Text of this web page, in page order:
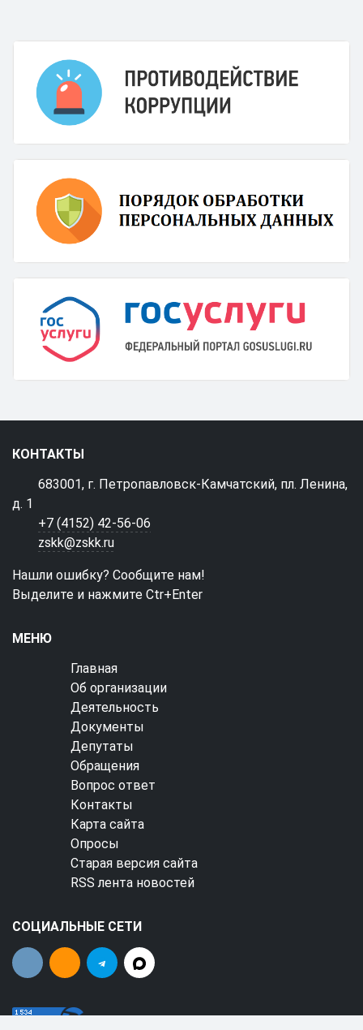
КОНТАКТЫ
683001, г. Петропавловск-Камчатский, пл. Ленина,
д. 1
+7 (4152) 42-56-06
zskk@zskk.ru
Нашли ошибку? Сообщите нам!
Выделите и нажмите Ctr+Enter
МЕНЮ
Главная
Об организации
Деятельность
Документы
Депутаты
Обращения
Вопрос ответ
Контакты
Карта сайта
Опросы
Старая версия сайта
RSS лента новостей
СОЦИАЛЬНЫЕ СЕТИ